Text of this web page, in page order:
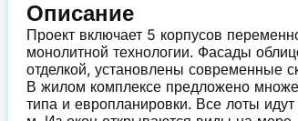
Описание
Проект включает 5 корпусов
монолитной технологии. Фасады
отделкой, установлены современные
В жилом комплексе предложено
типа и европланировки. Все лоты